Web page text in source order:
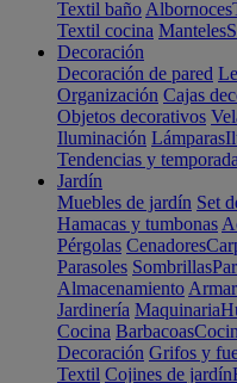
Textil baño Albornoces
Textil cocina Manteles
Decoración
Decoración de pared
Organización Cajas
Objetos decorativos
Iluminación Lámparas
Tendencias y
Jardín
Muebles de jardín Set
Hamacas y tumbonas
Pérgolas Cenadores
Parasoles Sombrillas
Almacenamiento
Jardinería Maquinaria
Cocina Barbacoas
Decoración Grifos y
Textil Cojines de jardín